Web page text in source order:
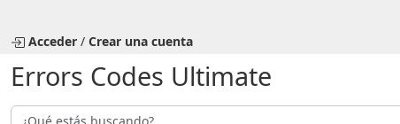
Acceder / Crear una cuenta
Errors Codes Ultimate
Buscar